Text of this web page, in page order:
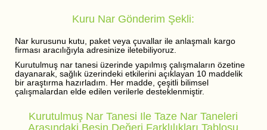
Kuru Nar Gönderim Şekli:
Nar kurusunu kutu, paket veya çuvallar ile anlaşmalı kargo
firması aracılığıyla adresinize iletebiliyoruz.
Kurutulmuş nar tanesi üzerinde yapılmış çalışmaların özetine
dayanarak, sağlık üzerindeki etkilerini açıklayan 10 maddelik
bir araştırma hazırladım. Her madde, çeşitli bilimsel
çalışmalardan elde edilen verilerle desteklenmiştir.
Kurutulmuş Nar Tanesi Ile Taze Nar Taneleri